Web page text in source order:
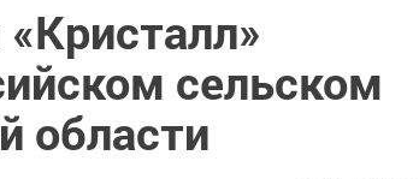
сельском
области